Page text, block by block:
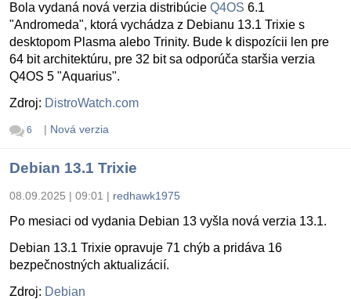
Bola vydaná nová verzia distribúcie Q4OS 6.1
"Andromeda", ktorá vychádza z Debianu 13.1 Trixie s
desktopom Plasma alebo Trinity. Bude k dispozícii len pre
64 bit architektúru, pre 32 bit sa odporúča staršia verzia
Q4OS 5 "Aquarius".
Zdroj: DistroWatch.com
6 | Nová verzia
Debian 13.1 Trixie
08.09.2025 | 09:01 | redhawk1975
Po mesiaci od vydania Debian 13 vyšla nová verzia 13.1.
Debian 13.1 Trixie opravuje 71 chýb a pridáva 16
bezpečnostných aktualizácií.
Zdroj: Debian